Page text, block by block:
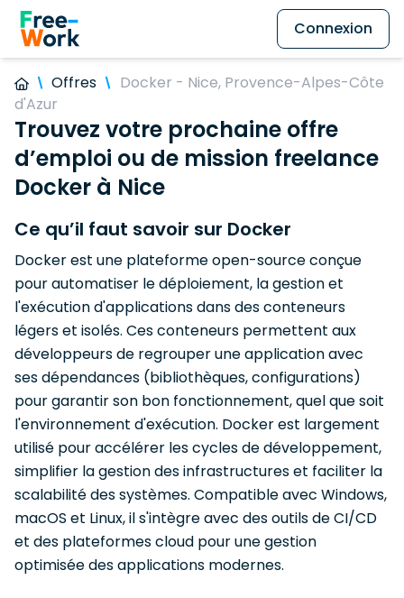
Connexion
Offres
Docker - Nice, Provence-Alpes-Côte
d'Azur
Trouvez votre prochaine offre
d’emploi ou de mission freelance
Docker à Nice
Ce qu’il faut savoir sur Docker
Docker est une plateforme open-source conçue
pour automatiser le déploiement, la gestion et
l'exécution d'applications dans des conteneurs
légers et isolés. Ces conteneurs permettent aux
développeurs de regrouper une application avec
ses dépendances (bibliothèques, configurations)
pour garantir son bon fonctionnement, quel que soit
l'environnement d'exécution. Docker est largement
utilisé pour accélérer les cycles de développement,
simplifier la gestion des infrastructures et faciliter la
scalabilité des systèmes. Compatible avec Windows,
macOS et Linux, il s'intègre avec des outils de CI/CD
et des plateformes cloud pour une gestion
optimisée des applications modernes.